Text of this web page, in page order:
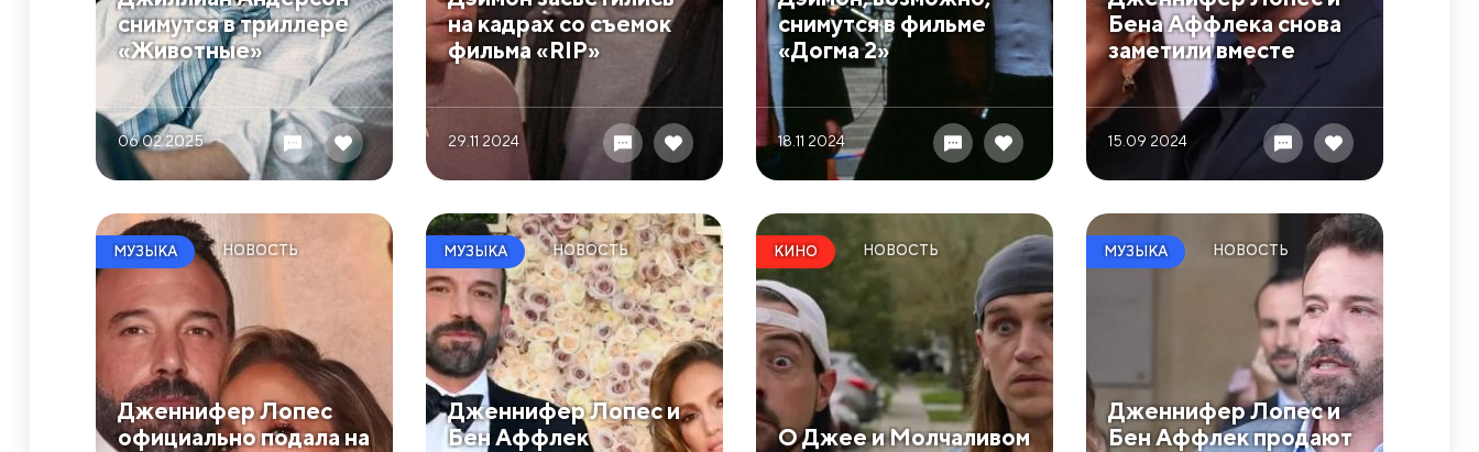
снимутся в триллере
«Животные»
06.02 2025
на кадрах со съемок
фильма «RIP»
29.11 2024
снимутся в фильме
«Догма 2»
18.11 2024
Бена Аффлека снова
заметили вместе
15.09 2024
МУЗЫКА НОВОСТЬ
Дженнифер Лопес
официально подала на
МУЗЫКА НОВОСТЬ
Дженнифер Лопес и
Бен Аффлек
КИНО НОВОСТЬ
О Джее и Молчаливом
МУЗЫКА НОВОСТЬ
Дженнифер Лопес и
Бен Аффлек продают